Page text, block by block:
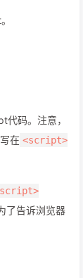
码。注意，
在 <script>
了告诉浏览器